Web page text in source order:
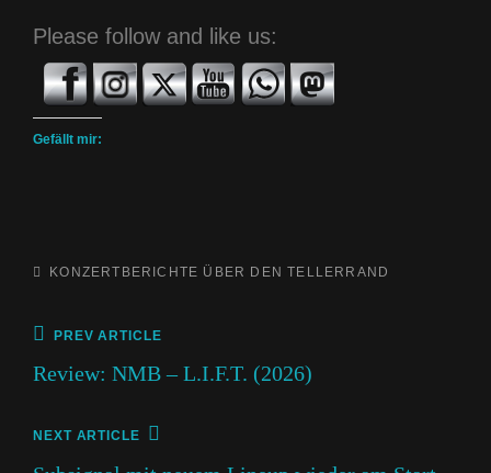
Please follow and like us:
Gefällt mir:
CATEGORIES
KONZERTBERICHTE ÜBER DEN TELLERRAND
Beitragsnavigation
Previous
PREV ARTICLE
Review: NMB – L.I.F.T. (2026)
Next
Post
NEXT ARTICLE